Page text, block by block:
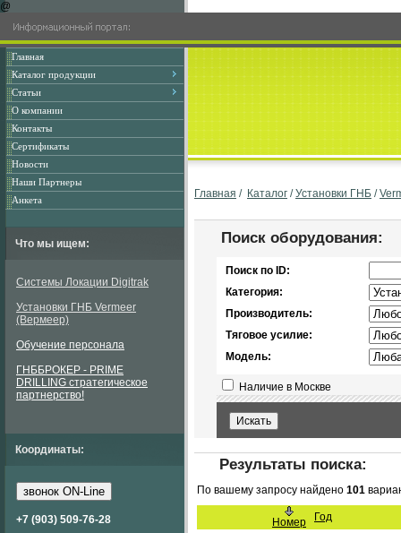
@
Главная
Каталог продукции
Статьи
О компании
Контакты
Сертификаты
Новости
Наши Партнеры
Анкета
Что мы ищем:
Системы Локации Digitrak
Установки ГНБ Vermeer
(Вермеер)
Обучение персонала
ГНББРОКЕР - PRIME
DRILLING стратегическое
партнерство!
Координаты:
звонок ON-Line
+7 (903) 509-76-28
Главная / Каталог /Установки ГНБ /
Поиск оборудования:
Поиск по ID:
Категория:
Производитель:
Тяговое усилие:
Модель:
Наличие в Москве
Результаты поиска:
По вашему запросу найдено 101
Номер
Год